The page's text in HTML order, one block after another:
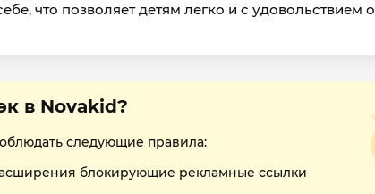
что позволяет детям легко и с удовольствием
в Novakid?
следующие правила:
блокирующие рекламные ссылки